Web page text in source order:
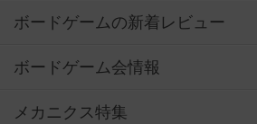
ボードゲームの新着レビュー
ボードゲーム会情報
メカニクス特集